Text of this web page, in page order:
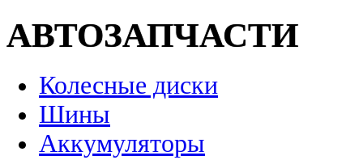
АВТОЗАПЧАСТИ
Колесные диски
Шины
Аккумуляторы